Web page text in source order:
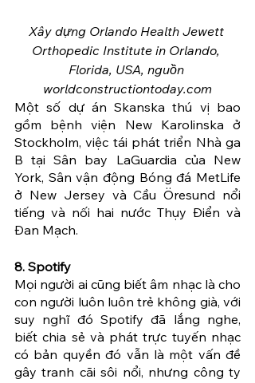
Xây dựng Orlando Health Jewett
Orthopedic Institute in Orlando,
Florida, USA, nguồn
worldconstructiontoday.com
Một số dự án Skanska thú vị bao
gồm bệnh viện New Karolinska ở
Stockholm, việc tái phát triển Nhà ga
B tại Sân bay LaGuardia của New
York, Sân vận động Bóng đá MetLife
ở New Jersey và Cầu Öresund nổi
tiếng và nối hai nước Thụy Điển và
Đan Mạch.
8. Spotify
Mọi người ai cũng biết âm nhạc là cho
con người luôn luôn trẻ không già, với
suy nghĩ đó Spotify đã lắng nghe,
biết chia sẻ và phát trực tuyến nhạc
có bản quyền đó vẫn là một vấn đề
gây tranh cãi sôi nổi, nhưng công ty